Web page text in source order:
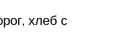
хлеб с